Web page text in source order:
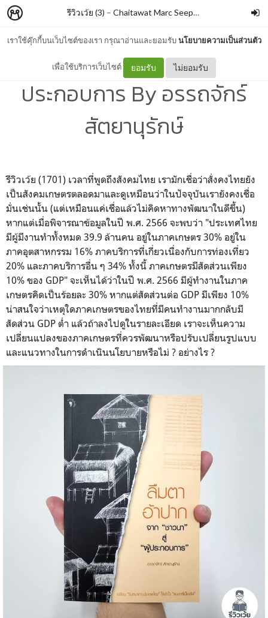
เราใช้คุ๊กกี้บนเว็บไซต์ของเรา กรุณาอ่านและยอมรับนโยบายความเป็นส่วนตัว
เพื่อใช้บริการเว็บไซต์ ยอมรับ ไม่ยอมรับ
รีวิวเว้ย (3) – Chaitawat Marc Seephongsai
ลืมตาอ้าปาก จากชาวนาสู่ผู้
ประกอบการ By อรรถจักร์
สัตยานุรักษ์
รีวิวเว้ย (1701) เวลาที่พูดถึงสังคมไทย เรามักเชื่อว่าสั่งคงไทยยัง
เป็นสังคมเกษตรตลอดมาและดูเหมือนว่าในปัจจุบันเรายังคงเชื่อ
มั่นเช่นนั้น (แต่เหมือนแค่เชื่อแล้วไม่คิดหาทางพัฒนาในดีขึ้น)
หากแต่เมื่อพิจารณาข้อมูลในปี พ.ศ. 2566 จะพบว่า "ประเทศไทย
มีผู้มีงานทำทั้งหมด 39.9 ล้านคน อยู่ในภาคเกษตร 30% อยู่ใน
ภาคอุตสาหกรรม 16% ภาคบริการที่เกี่ยวเนื่องกับการท่องเที่ยว
20% และภาคบริการอื่น ๆ 34% ทั้งนี้ ภาคเกษตรมีสัดส่วนเพียง
10% ของ GDP" จะเห็นได้ว่าในปี พ.ศ. 2566 มีผู้ทำงานในภาค
เกษตรคิดเป็นร้อยละ 30% หากแต่สัดส่วนต่อ GDP มีเพียง 10%
น่าสนใจว่าเหตุใดภาคเกษตรของไทยที่มีคนทำงานมากกลับมี
สัดส่วน GDP ต่ำ แล้วถ้าลงไปดูในรายละเอียด เราจะเห็นความ
เปลี่ยนแปลงของภาคเกษตรที่ควรพัฒนาหรือปรับเปลี่ยนรูปแบบ
และแนวทางในการดำเนินนโยบายหรือไม่ ? อย่างไร ?